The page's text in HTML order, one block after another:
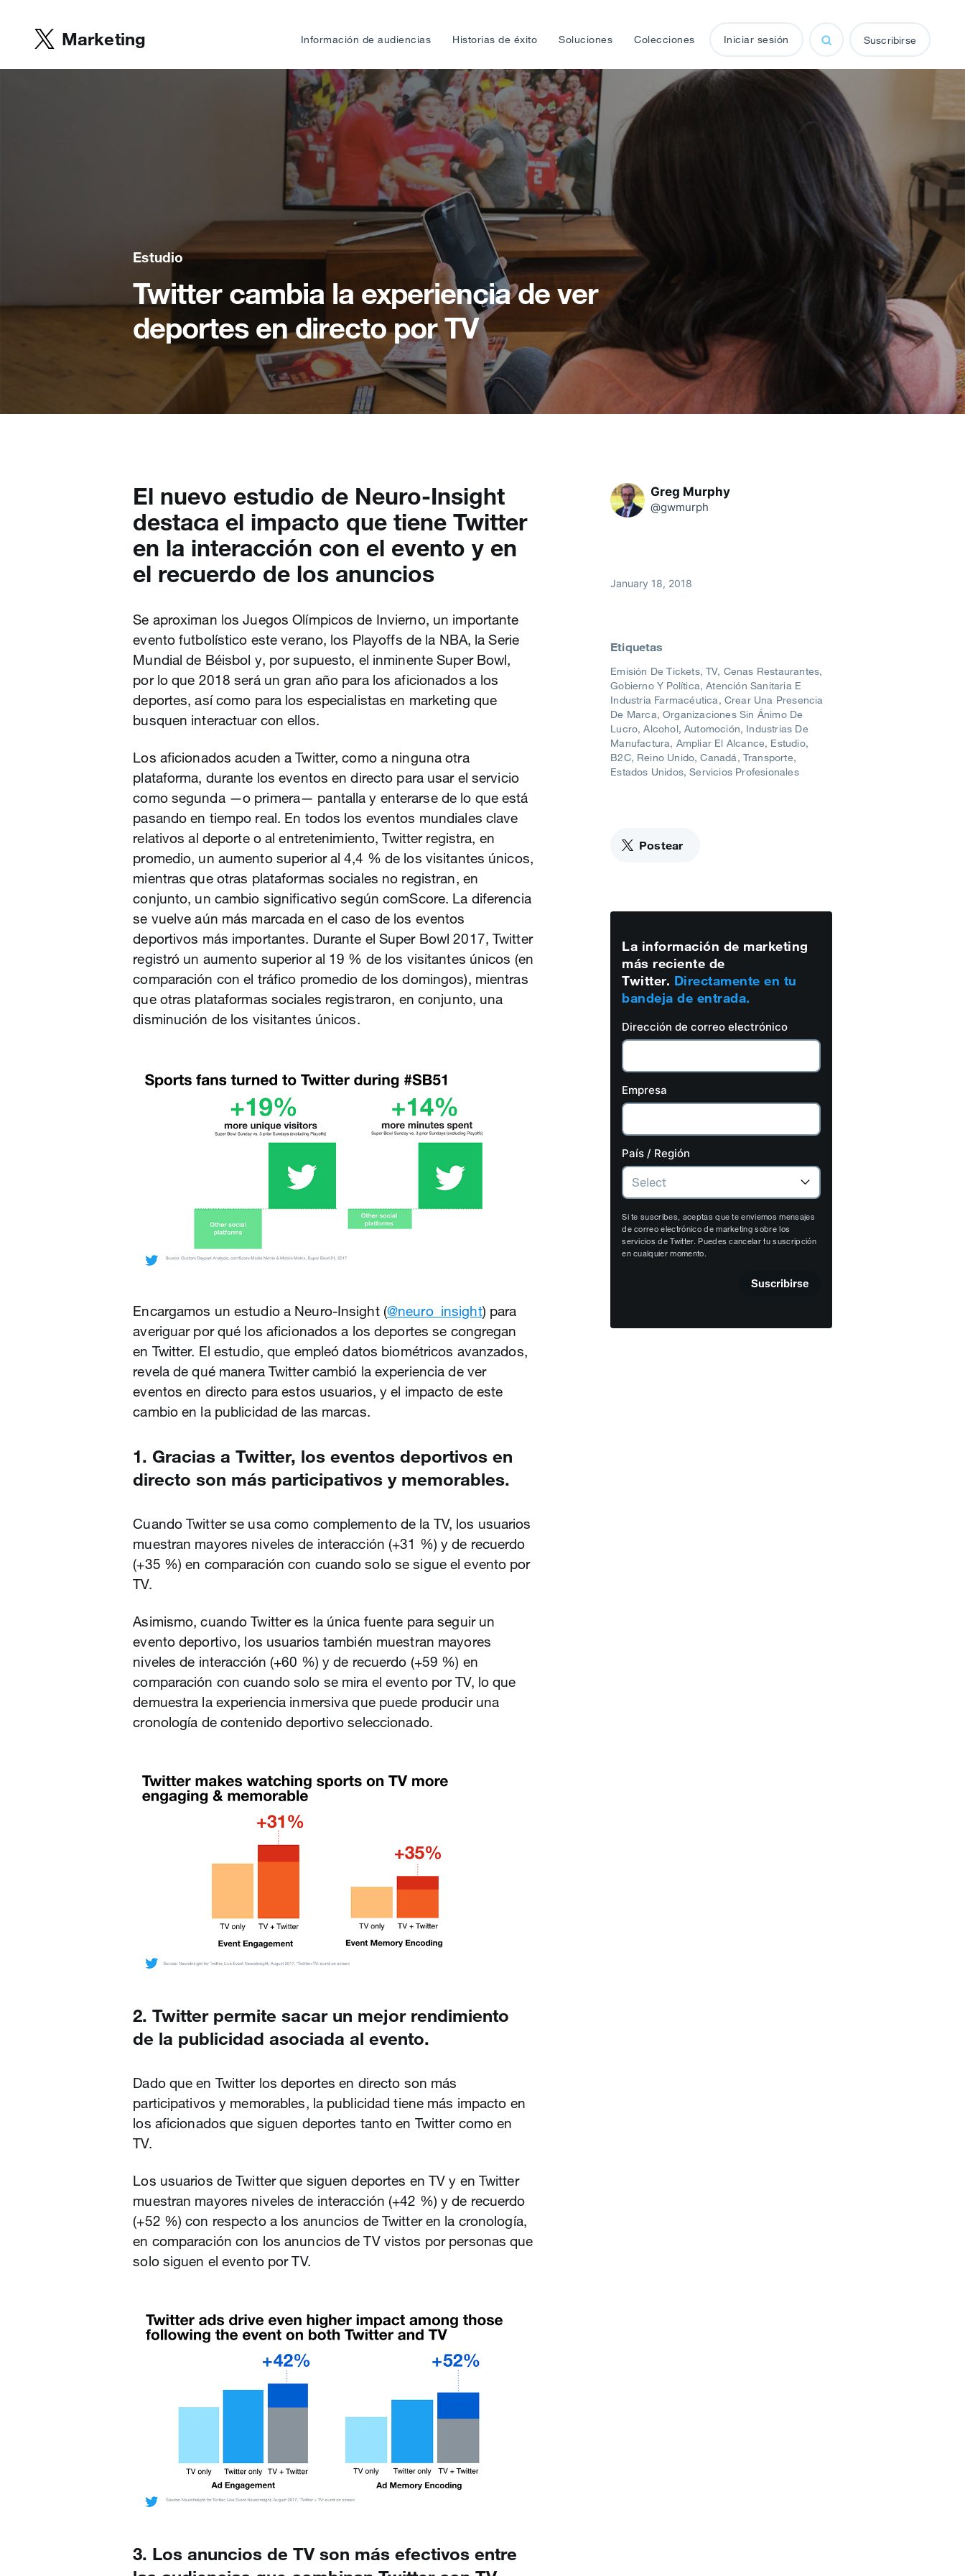
Marketing Información de audiencias Historias de éxito Soluciones Colecciones Iniciar sesión Suscribirse
Estudio
Twitter cambia la experiencia de ver
deportes en directo por TV
El nuevo estudio de Neuro-Insight
destaca el impacto que tiene Twitter
en la interacción con el evento y en
el recuerdo de los anuncios
Se aproximan los Juegos Olímpicos de Invierno, un importante
evento futbolístico este verano, los Playoffs de la NBA, la Serie
Mundial de Béisbol y, por supuesto, el inminente Super Bowl,
por lo que 2018 será un gran año para los aficionados a los
deportes, así como para los especialistas en marketing que
busquen interactuar con ellos.
Los aficionados acuden a Twitter, como a ninguna otra
plataforma, durante los eventos en directo para usar el servicio
como segunda —o primera— pantalla y enterarse de lo que está
pasando en tiempo real. En todos los eventos mundiales clave
relativos al deporte o al entretenimiento, Twitter registra, en
promedio, un aumento superior al 4,4 % de los visitantes únicos,
mientras que otras plataformas sociales no registran, en
conjunto, un cambio significativo según comScore. La diferencia
se vuelve aún más marcada en el caso de los eventos
deportivos más importantes. Durante el Super Bowl 2017, Twitter
registró un aumento superior al 19 % de los visitantes únicos (en
comparación con el tráfico promedio de los domingos), mientras
que otras plataformas sociales registraron, en conjunto, una
disminución de los visitantes únicos.
Encargamos un estudio a Neuro-Insight (@neuro_insight) para
averiguar por qué los aficionados a los deportes se congregan
en Twitter. El estudio, que empleó datos biométricos avanzados,
revela de qué manera Twitter cambió la experiencia de ver
eventos en directo para estos usuarios, y el impacto de este
cambio en la publicidad de las marcas.
1. Gracias a Twitter, los eventos deportivos en
directo son más participativos y memorables.
Cuando Twitter se usa como complemento de la TV, los usuarios
muestran mayores niveles de interacción (+31 %) y de recuerdo
(+35 %) en comparación con cuando solo se sigue el evento por
TV.
Asimismo, cuando Twitter es la única fuente para seguir un
evento deportivo, los usuarios también muestran mayores
niveles de interacción (+60 %) y de recuerdo (+59 %) en
comparación con cuando solo se mira el evento por TV, lo que
demuestra la experiencia inmersiva que puede producir una
cronología de contenido deportivo seleccionado.
2. Twitter permite sacar un mejor rendimiento
de la publicidad asociada al evento.
Dado que en Twitter los deportes en directo son más
participativos y memorables, la publicidad tiene más impacto en
los aficionados que siguen deportes tanto en Twitter como en
TV.
Los usuarios de Twitter que siguen deportes en TV y en Twitter
muestran mayores niveles de interacción (+42 %) y de recuerdo
(+52 %) con respecto a los anuncios de Twitter en la cronología,
en comparación con los anuncios de TV vistos por personas que
solo siguen el evento por TV.
3. Los anuncios de TV son más efectivos entre
Greg Murphy
@gwmurph
January 18, 2018
Etiquetas
Emisión De Tickets TV Cenas Restaurantes
Gobierno Y Política Atención Sanitaria E
Industria Farmacéutica Crear Una Presencia
De Marca Organizaciones Sin Ánimo De
Lucro Alcohol Automoción Industrias De
Manufactura Ampliar El Alcance Estudio
B2C Reino Unido Canadá Transporte
Estados Unidos Servicios Profesionales
Postear
La información de marketing
más reciente de
Twitter. Directamente en tu
bandeja de entrada.
Dirección de correo electrónico
Empresa
País / Región
Si te suscribes, aceptas que te enviemos mensajes
de correo electrónico de marketing sobre los
servicios de Twitter. Puedes cancelar tu suscripción
en cualquier momento.
Suscribirse